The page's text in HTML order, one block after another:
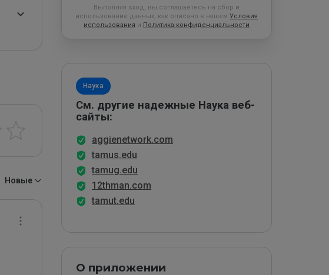
Новые
Выполняя вход, вы соглашаетесь на сбор и
использование данных, как описано в нашем Условия
использования и Политика конфиденциальности
Наука
См. другие надежные Наука веб-
сайты:
aggienetwork.com
tamus.edu
tamug.edu
12thman.com
tamut.edu
О приложении